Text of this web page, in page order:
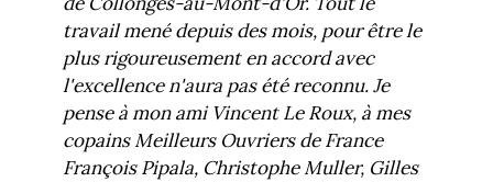
travail mené depuis des mois, pour être le
plus rigoureusement en accord avec
l'excellence n'aura pas été reconnu. Je
pense à mon ami Vincent Le Roux, à mes
copains Meilleurs Ouvriers de France
François Pipala, Christophe Muller, Gilles